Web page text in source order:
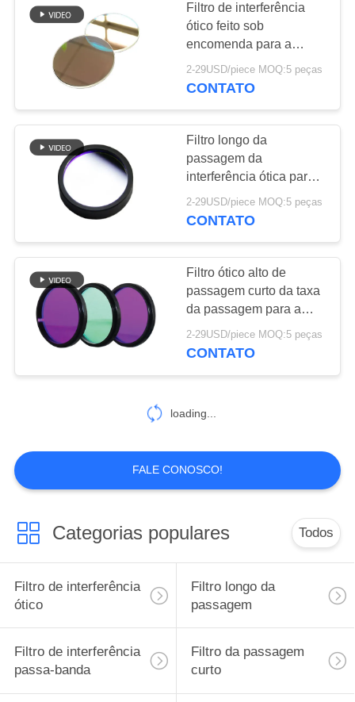
Prisma
infravermelho
Lente convexa de
Plano
18
Lente côncava de
10
lente convexa dobro
11
Filtro de interferência
ótico feito sob
encomenda para a
análise espectral/visão
por computador
2-29USD/piece MOQ:5 peças
CONTATO
Filtro longo da
passagem da
interferência ótica para
industrial ou ciências da
vida
2-29USD/piece MOQ:5 peças
CONTATO
Filtro ótico alto de
passagem curto da taxa
da passagem para a
cosmetologia
biomedicável
2-29USD/piece MOQ:5 peças
CONTATO
loading...
FALE CONOSCO!
Categorias populares Todos
Filtro de interferência
ótico
Filtro longo da
passagem
Filtro de interferência
passa-banda
Filtro da passagem
curto